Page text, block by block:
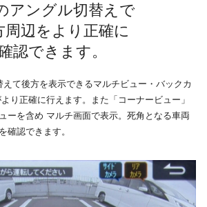
アングル切替えで
周辺を より正確に
認できます。
て後方を表示できるマルチビュー・バックカ
り正確に行えます。また「コーナービュー」
ーを含め マルチ画面で表示。死角となる車両
確認できます。